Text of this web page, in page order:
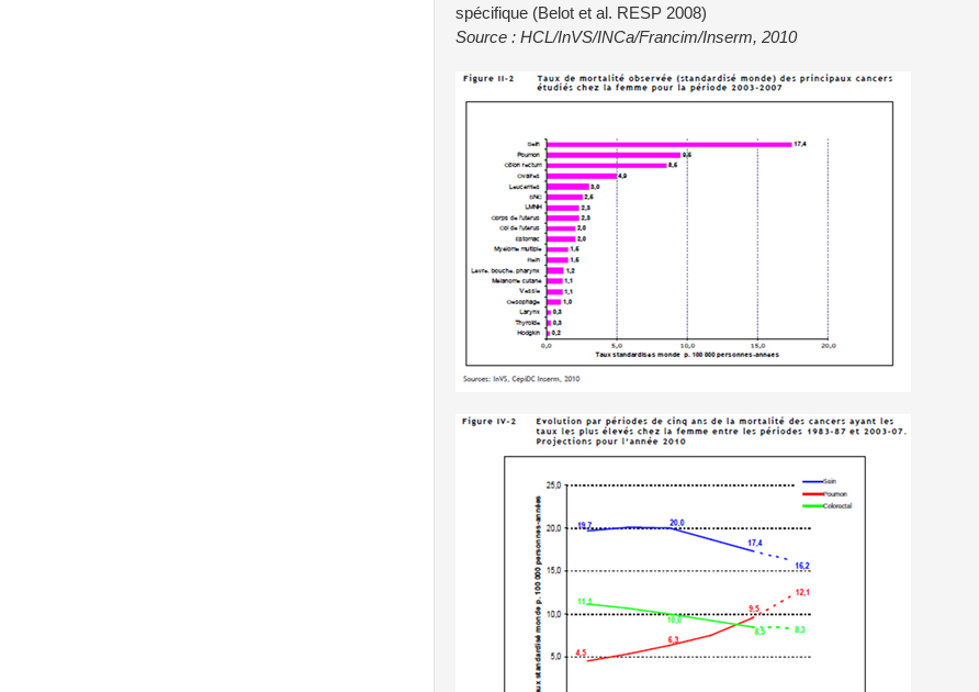
spécifique (Belot et al. RESP 2008)
Source : HCL/InVS/INCa/Francim/Inserm, 2010